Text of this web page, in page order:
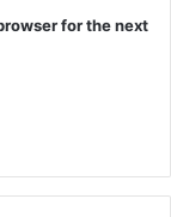
for the next